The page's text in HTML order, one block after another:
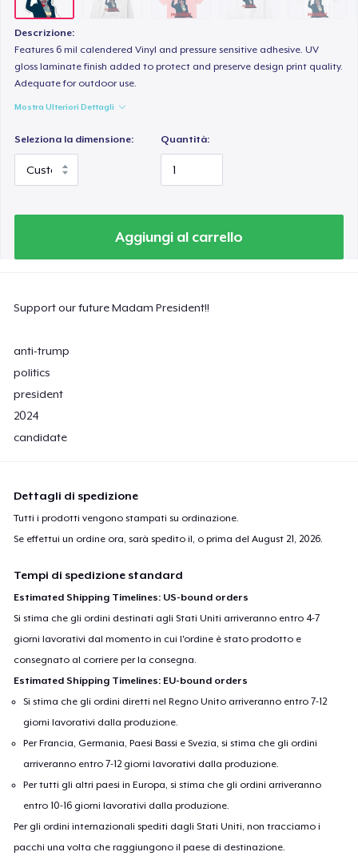
Descrizione:
Features 6 mil calendered Vinyl and pressure sensitive adhesive. UV
gloss laminate finish added to protect and preserve design print quality.
Adequate for outdoor use.
Mostra Ulteriori Dettagli
Seleziona la dimensione: Quantità:
Aggiungi al carrello
Support our future Madam President!!
anti-trump
politics
president
2024
candidate
Dettagli di spedizione
Tutti i prodotti vengono stampati su ordinazione.
Se effettui un ordine ora, sarà spedito il, o prima delAugust 21, 2026.
Tempi di spedizione standard
Estimated Shipping Timelines: US-bound orders
Si stima che gli ordini destinati agli Stati Uniti arriveranno entro 4-7
giorni lavorativi dal momento in cui l'ordine è stato prodotto e
consegnato al corriere per la consegna.
Estimated Shipping Timelines: EU-bound orders
Si stima che gli ordini diretti nel Regno Unito arriveranno entro 7-12
giorni lavorativi dalla produzione.
Per Francia, Germania, Paesi Bassi e Svezia, si stima che gli ordini
arriveranno entro 7-12 giorni lavorativi dalla produzione.
Per tutti gli altri paesi in Europa, si stima che gli ordini arriveranno
entro 10-16 giorni lavorativi dalla produzione.
Per gli ordini internazionali spediti dagli Stati Uniti, non tracciamo i
pacchi una volta che raggiungono il paese di destinazione.
Classic Long Sleeve Tee
Next Level 3600 | Premium Ring-Spun Cotton T-Shirt
24,99 USD